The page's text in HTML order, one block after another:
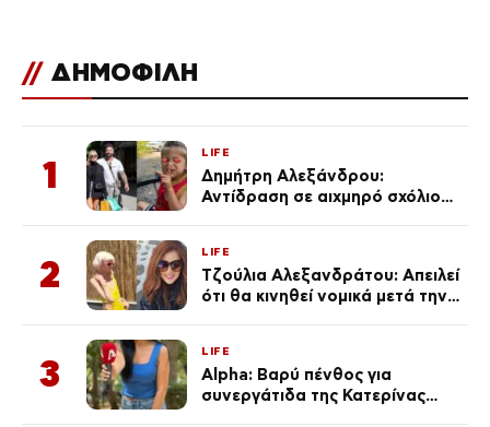
// ΔΗΜΟΦΙΛΗ
1
LIFE
Δημήτρη Αλεξάνδρου:
Αντίδραση σε αιχμηρό σχόλιο
2
LIFE
Τζούλια Αλεξανδράτου: Απειλεί
ότι θα κινηθεί νομικά μετά την
3
LIFE
Alpha: Βαρύ πένθος για
συνεργάτιδα της Κατερίνας